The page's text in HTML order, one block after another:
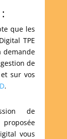
que les
TPE
demande
de
sur vos
.
de
vous